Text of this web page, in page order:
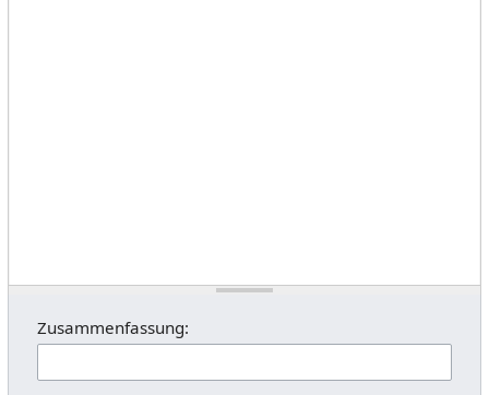
Zusammenfassung: